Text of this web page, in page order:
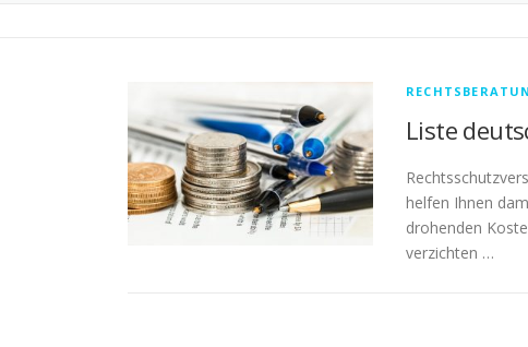
Liste
helfen Ihnen
drohenden
verzichten …